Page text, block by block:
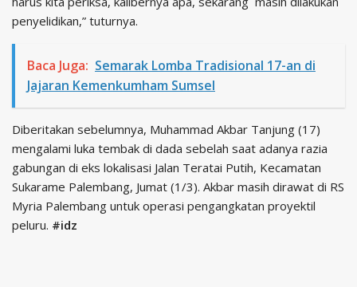
penyelidikan,” tuturnya.
Baca Juga: Semarak Lomba Tradisional 17-an di
Jajaran Kemenkumham Sumsel
Diberitakan sebelumnya, Muhammad Akbar Tanjung (17)
mengalami luka tembak di dada sebelah saat adanya razia
gabungan di eks lokalisasi Jalan Teratai Putih, Kecamatan
Sukarame Palembang, Jumat (1/3). Akbar masih dirawat di RS
Myria Palembang untuk operasi pengangkatan proyektil
peluru. #idz